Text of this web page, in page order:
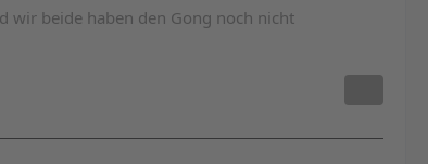
wir beide haben den Gong noch nicht